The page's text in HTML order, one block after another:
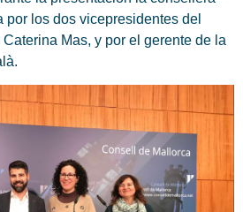
por los dos vicepresidentes del
Caterina Mas, y por el gerente de la